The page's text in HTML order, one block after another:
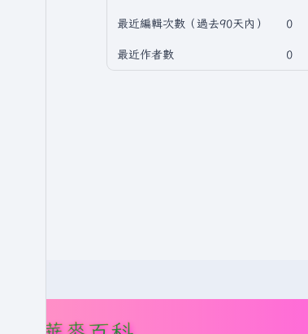
最近編輯次數（過去90天內） 0
最近作者數 0